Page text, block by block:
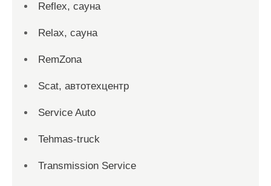
Reflex, сауна
Relax, сауна
RemZona
Scat, автотехцентр
Service Auto
Tehmas-truck
Transmission Service